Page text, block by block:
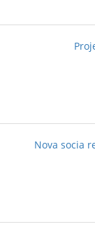
Nova socia